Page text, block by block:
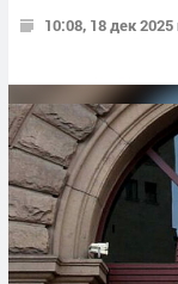
10:08, 18 дек 2025